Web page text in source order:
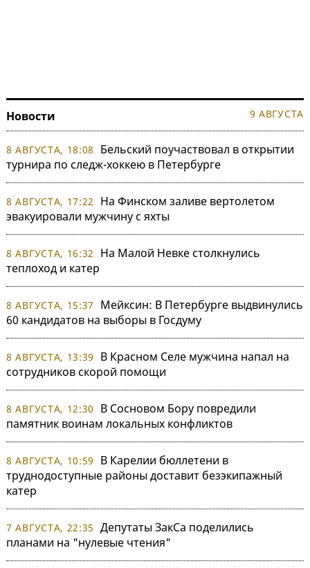
Новости 9 АВГУСТА
8 АВГУСТА, 18:08
Бельский поучаствовал в открытии
турнира по следж-хоккею в Петербурге
8 АВГУСТА, 17:22
На Финском заливе вертолетом
эвакуировали мужчину с яхты
8 АВГУСТА, 16:32
На Малой Невке столкнулись
теплоход и катер
8 АВГУСТА, 15:37
Мейксин: В Петербурге выдвинулись
60 кандидатов на выборы в Госдуму
8 АВГУСТА, 13:39
В Красном Селе мужчина напал на
сотрудников скорой помощи
8 АВГУСТА, 12:30
В Сосновом Бору повредили
памятник воинам локальных конфликтов
8 АВГУСТА, 10:59
В Карелии бюллетени в
труднодоступные районы доставит безэкипажный
катер
7 АВГУСТА, 22:35 Депутаты ЗакСа поделились
планами на "нулевые чтения"